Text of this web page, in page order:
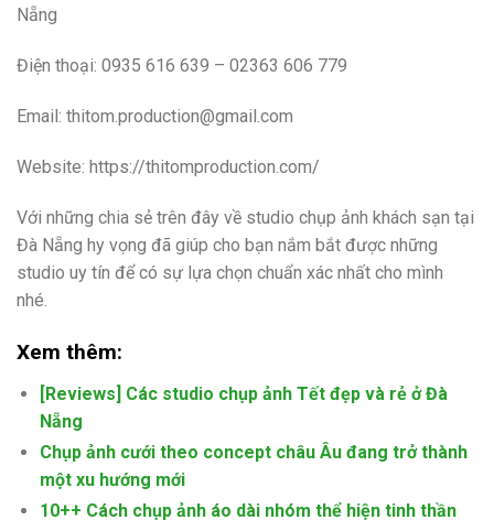
Nẵng
Điện thoại: 0935 616 639 – 02363 606 779
Email: thitom.production@gmail.com
Website: https://thitomproduction.com/
Với những chia sẻ trên đây về studio chụp ảnh khách sạn tại
Đà Nẵng hy vọng đã giúp cho bạn nắm bắt được những
studio uy tín để có sự lựa chọn chuẩn xác nhất cho mình
nhé.
Xem thêm:
[Reviews] Các studio chụp ảnh Tết đẹp và rẻ ở Đà
Nẵng
Chụp ảnh cưới theo concept châu Âu đang trở thành
một xu hướng mới
10++ Cách chụp ảnh áo dài nhóm thể hiện tinh thần